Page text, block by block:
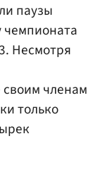
паузы
чемпионата
Несмотря
членам
только